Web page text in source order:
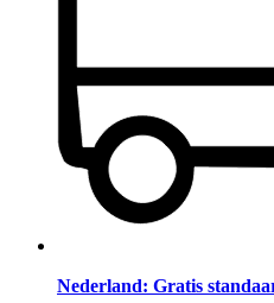
Nederland: Gratis